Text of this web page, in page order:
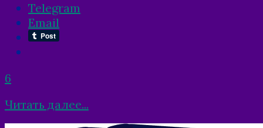
Telegram
Email
6
Читать далее...